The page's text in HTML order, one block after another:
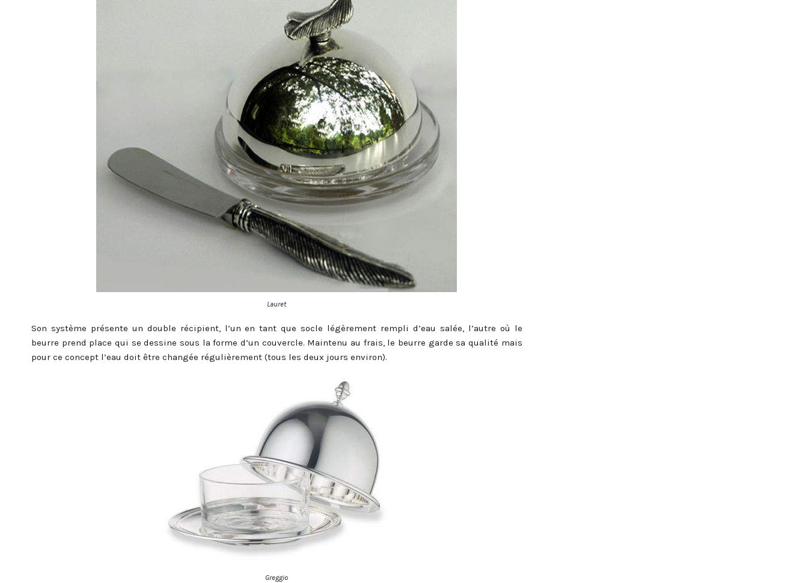
Lauret
Son système présente un double récipient, l’un en tant que socle légèrement rempli d’eau salée, l’autre où le
beurre prend place qui se dessine sous la forme d’un couvercle. Maintenu au frais, le beurre garde sa qualité mais
pour ce concept l’eau doit être changée régulièrement (tous les deux jours environ).
Greggio